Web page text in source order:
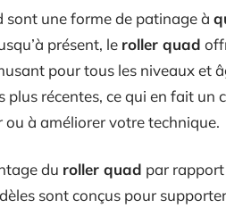
sont une forme de patinage à
présent, le roller quad
pour tous les niveaux et
plus récentes, ce qui en fait un
ou à améliorer votre technique.
du roller quad par
sont conçus pour